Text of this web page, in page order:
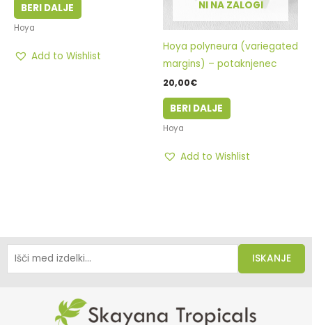
BERI DALJE
Hoya
Add to Wishlist
NI NA ZALOGI
Hoya polyneura (variegated
margins) – potaknjenec
20,00€
BERI DALJE
Hoya
Add to Wishlist
ISKANJE